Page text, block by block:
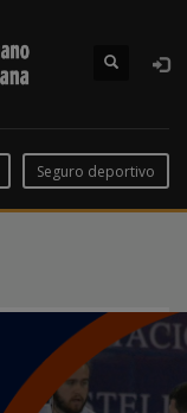
Seguro deportivo